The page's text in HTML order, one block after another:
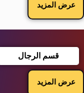
عرض المزيد
قسم الرجال
عرض المزيد